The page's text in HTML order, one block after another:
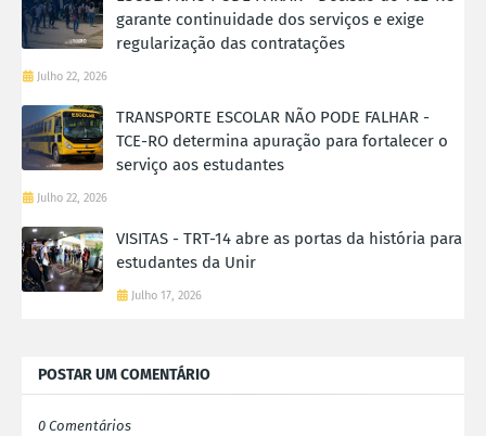
garante continuidade dos serviços e exige
regularização das contratações
Julho 22, 2026
TRANSPORTE ESCOLAR NÃO PODE FALHAR -
TCE-RO determina apuração para fortalecer o
serviço aos estudantes
Julho 22, 2026
VISITAS - TRT-14 abre as portas da história para
estudantes da Unir
Julho 17, 2026
POSTAR UM COMENTÁRIO
0 Comentários